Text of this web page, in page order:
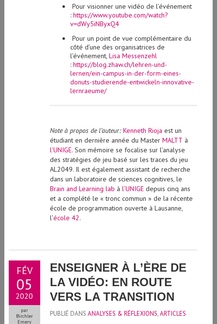
:https://www.youtube.com/watch?
v=dWy5iNByxQ4
Pour un point de vue complémentaire du
côté d’une des organisatrices de
l’événement,Lisa Messenzehl
:https://blog.zhaw.ch/lehren-und-
lernen/ein-campus-in-der-form-eines-
donuts-studierende-entwickeln-innovative-
lernraeume/
étudiant en dernière année du Master MALTT
l’UNIGE. Son mémoire se focalise sur l’analyse
des stratégies de jeu basé sur les traces du jeu
AL2049. Il est également assistant de recherche
dans un laboratoire de sciences cognitives, le
Brain and Learning labàl’UNIGE depuis cinq ans
et a complété le « tronc commun » de la récente
école de programmation ouverte à Lausanne,
l’école 42.
FÉV
05
2020
Birchler
Emery
ENSEIGNER À L’ÈRE DE
LA VIDÉO: EN ROUTE
VERS LA TRANSITION